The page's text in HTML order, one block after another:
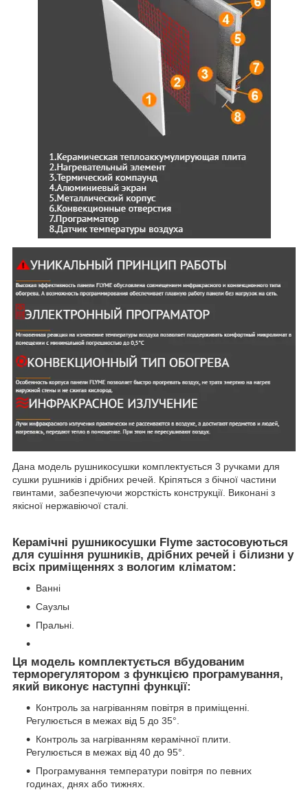
Дана модель рушникосушки комплектується 3 ручками для
сушки рушників і дрібних речей. Кріпяться з бічної частини
гвинтами, забезпечуючи жорсткість конструкції. Виконані з
якісної нержавіючої сталі.
Керамічні рушникосушки Flyme застосовуються
для сушіння рушників, дрібних речей і білизни у
всіх приміщеннях з вологим кліматом:
Ванні
Саузлы
Пральні.
Ця модель комплектується вбудованим
терморегулятором з функцією програмування,
який виконує наступні функції:
Контроль за нагріванням повітря в приміщенні.
Регулюється в межах від 5 до 35°.
Контроль за нагріванням керамічної плити.
Регулюється в межах від 40 до 95°.
Програмування температури повітря по певних
годинах, днях або тижнях.